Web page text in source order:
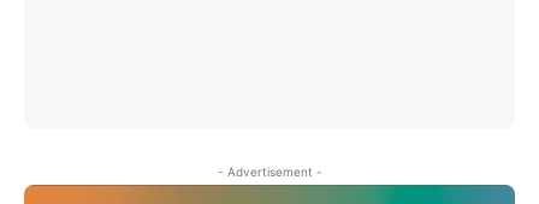
- Advertisement -